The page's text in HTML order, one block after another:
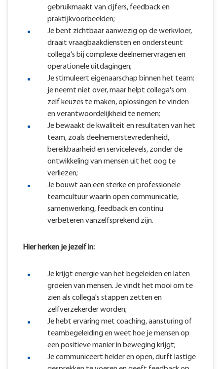
gebruikmaakt van cijfers, feedback en
praktijkvoorbeelden;
Je bent zichtbaar aanwezig op de werkvloer,
draait vraagbaakdiensten en ondersteunt
collega's bij complexe deelnemervragen en
operationele uitdagingen;
Je stimuleert eigenaarschap binnen het team:
je neemt niet over, maar helpt collega's om
zelf keuzes te maken, oplossingen te vinden
en verantwoordelijkheid te nemen;
Je bewaakt de kwaliteit en resultaten van het
team, zoals deelnemerstevredenheid,
bereikbaarheid en servicelevels, zonder de
ontwikkeling van mensen uit het oog te
verliezen;
Je bouwt aan een sterke en professionele
teamcultuur waarin open communicatie,
samenwerking, feedback en continu
verbeteren vanzelfsprekend zijn.
Hier herken je jezelf in:
Je krijgt energie van het begeleiden en laten
groeien van mensen. Je vindt het mooi om te
zien als collega's stappen zetten en
zelfverzekerder worden;
Je hebt ervaring met coaching, aansturing of
teambegeleiding en weet hoe je mensen op
een positieve manier in beweging krijgt;
Je communiceert helder en open, durft lastige